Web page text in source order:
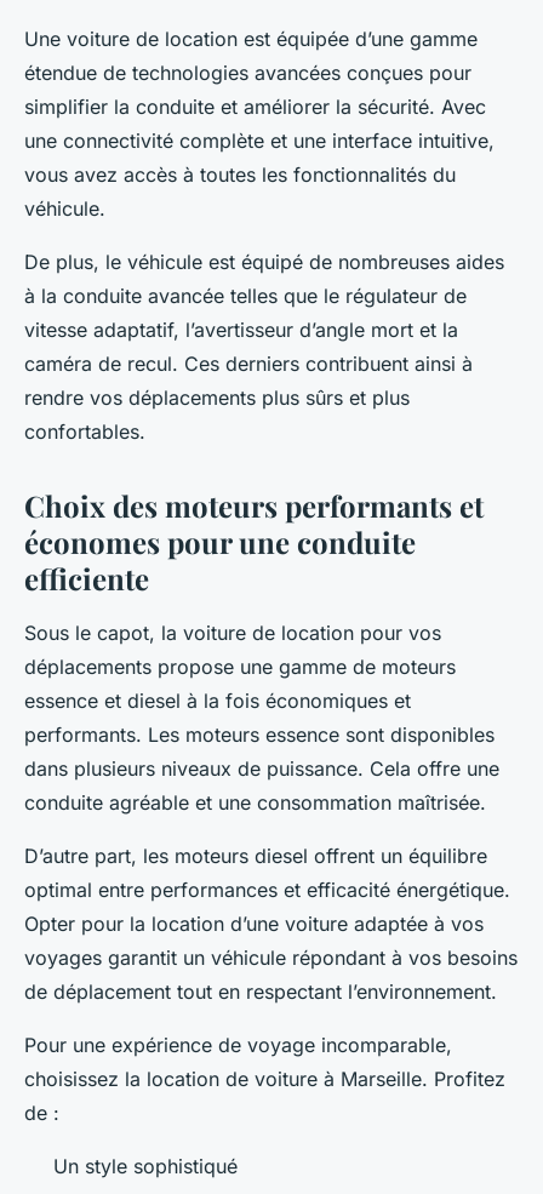
Une voiture de location est équipée d’une gamme
étendue de technologies avancées conçues pour
simplifier la conduite et améliorer la sécurité. Avec
une connectivité complète et une interface intuitive,
vous avez accès à toutes les fonctionnalités du
véhicule.
De plus, le véhicule est équipé de nombreuses aides
à la conduite avancée telles que le régulateur de
vitesse adaptatif, l’avertisseur d’angle mort et la
caméra de recul. Ces derniers contribuent ainsi à
rendre vos déplacements plus sûrs et plus
confortables.
Choix des moteurs performants et
économes pour une conduite
efficiente
Sous le capot, la voiture de location pour vos
déplacements propose une gamme de moteurs
essence et diesel à la fois économiques et
performants. Les moteurs essence sont disponibles
dans plusieurs niveaux de puissance. Cela offre une
conduite agréable et une consommation maîtrisée.
D’autre part, les moteurs diesel offrent un équilibre
optimal entre performances et efficacité énergétique.
Opter pour la location d’une voiture adaptée à vos
voyages garantit un véhicule répondant à vos besoins
de déplacement tout en respectant l’environnement.
Pour une expérience de voyage incomparable,
choisissez la location de voiture à Marseille. Profitez
de :
Un style sophistiqué